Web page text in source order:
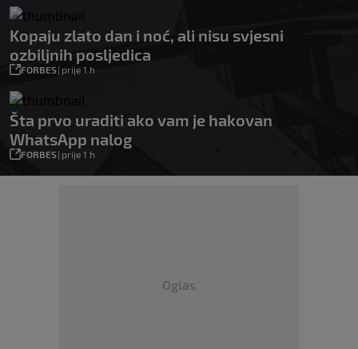
Kopaju zlato dan i noć, ali nisu svjesni
ozbiljnih posljedica
FORBES| prije 1 h
Šta prvo uraditi ako vam je hakovan
WhatsApp nalog
FORBES| prije 1 h
Oglas